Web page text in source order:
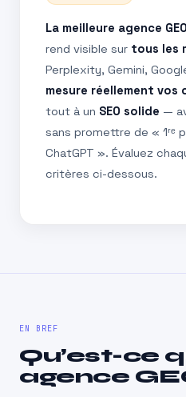
La meilleure agence GEO
rend visible sur tous les
Perplexity, Gemini,
mesure réellement vos
tout à un SEO solide —
sans promettre de « 1ʳᵉ
ChatGPT ». Évaluez
critères ci-dessous.
EN BREF
Qu’est-ce
agence